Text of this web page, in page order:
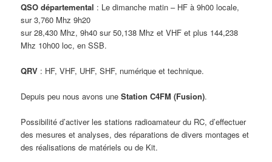
QSO départemental : Le dimanche matin – HF à 9h00 locale,
sur 3,760 Mhz 9h20
sur 28,430 Mhz, 9h40 sur 50,138 Mhz et VHF et plus 144,238
Mhz 10h00 loc, en SSB.
QRV : HF, VHF, UHF, SHF, numérique et technique.
Depuis peu nous avons uneStation C4FM (Fusion).
Possibilité d’activer les stations radioamateur du RC, d’effectuer
des mesures et analyses, des réparations de divers montages et
des réalisations de matériels ou de Kit.